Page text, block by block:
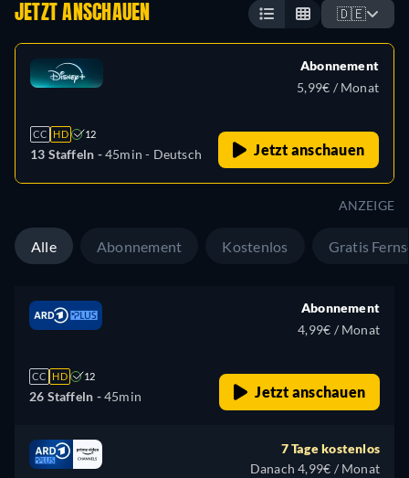
JETZT ANSCHAUEN 🇩🇪
CC HD 12
13 Staffeln -45min - Deutsch
Abonnement
5,99€ / Monat
Jetzt anschauen
ANZEIGE
Alle Abonnement Kostenlos Gratis
CC HD 12
26 Staffeln -45min
Abonnement
4,99€ / Monat
Jetzt anschauen
7 Tage kostenlos
Danach 4,99€ / Monat